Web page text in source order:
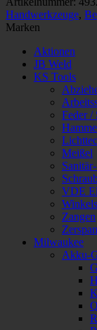
Schlüssel
Menge
Handwerkzeuge,
Marken
Aktionen
JB Weld
KS Tools
Feder /
Meißel
VDE
Zangen
Milwaukee
Akku-